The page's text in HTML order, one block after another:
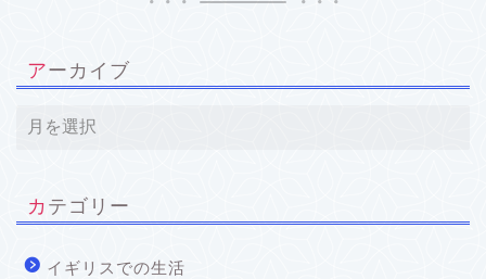
アーカイブ
カテゴリー
イギリスでの生活